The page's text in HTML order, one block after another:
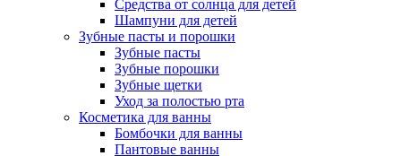
Средства от солнца для детей
Шампуни для детей
Зубные пасты и порошки
Зубные пасты
Зубные порошки
Зубные щетки
Уход за полостью рта
Косметика для ванны
Бомбочки для ванны
Пантовые ванны